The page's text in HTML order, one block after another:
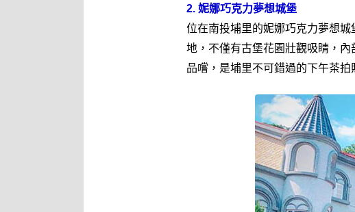
2. 妮娜巧克力夢想城堡
位在南投埔里的妮娜巧克力夢想
地，不僅有古堡花園壯觀吸睛，內
品嚐，是埔里不可錯過的下午茶拍